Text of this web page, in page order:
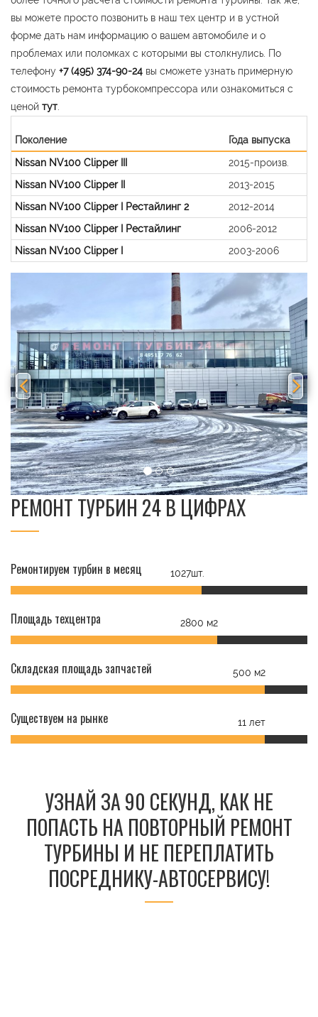
вы можете просто позвонить в наш тех центр и в устной
форме дать нам информацию о вашем автомобиле и о
проблемах или поломках с которыми вы столкнулись. По
телефону +7 (495) 374-90-24 вы сможете узнать примерную
стоимость ремонта турбокомпрессора или ознакомиться с
ценой тут
Поколение
Года выпуска
Nissan NV100 Clipper III
2015-произв.
Nissan NV100 Clipper II
2013-2015
Nissan NV100 Clipper I Рестайлинг 2
2012-2014
Nissan NV100 Clipper I Рестайлинг
2006-2012
Nissan NV100 Clipper I
2003-2006
РЕМОНТ ТУРБИН 24 В ЦИФРАХ
Ремонтируем турбин в месяц 1027шт.
Площадь техцентра 2800 м2
Складская площадь запчастей 500 м2
Существуем на рынке 11 лет
УЗНАЙ ЗА 90 СЕКУНД, КАК НЕ
ПОПАСТЬ НА ПОВТОРНЫЙ РЕМОНТ
ТУРБИНЫ И НЕ ПЕРЕПЛАТИТЬ
ПОСРЕДНИКУ-АВТОСЕРВИСУ!